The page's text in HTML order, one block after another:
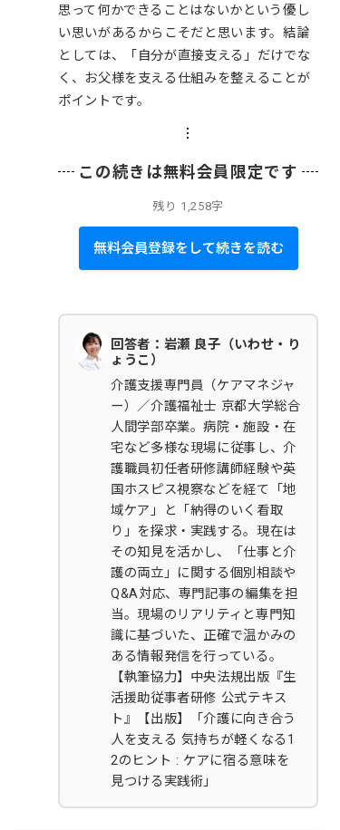
思って何かできることはないかという優し
い思いがあるからこそだと思います。結論
としては、「自分が直接支える」だけでな
く、お父様を支える仕組みを整えることが
ポイントです。
この続きは無料会員限定です
残り 1,258字
無料会員登録をして続きを読む
回答者：岩瀬 良子（いわせ・り
ょうこ）
介護支援専門員（ケアマネジャ
ー）／介護福祉士 京都大学総合
人間学部卒業。病院・施設・在
宅など多様な現場に従事し、介
護職員初任者研修講師経験や英
国ホスピス視察などを経て「地
域ケア」と「納得のいく看取
り」を探求・実践する。現在は
その知見を活かし、「仕事と介
護の両立」に関する個別相談や
Q&A対応、専門記事の編集を担
当。現場のリアリティと専門知
識に基づいた、正確で温かみの
ある情報発信を行っている。
【執筆協力】中央法規出版『生
活援助従事者研修 公式テキス
ト』【出版】「介護に向き合う
人を支える 気持ちが軽くなる1
2のヒント : ケアに宿る意味を
見つける実践術」